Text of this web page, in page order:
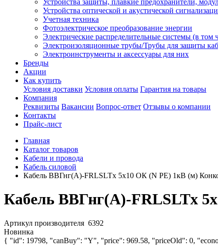
Устройства защиты, плавкие предохранители,
Устройства оптической и акустической
Учетная техника
Фотоэлектрическое преобразование энергии
Электрические распределительные системы (в том
Электроизоляционные трубы/Трубы для защиты
Электроинструменты и аксессуары для них
Бренды
Акции
Как купить
Условия доставки Условия оплаты Гарантия на товары
Компания
Реквизиты Вакансии Вопрос-ответ Отзывы о компании
Контакты
Прайс-лист
Главная
Каталог товаров
Кабели и провода
Кабель силовой
Кабель ВВГнг(А)-FRLSLTx 5х10 ОК (N PE) 1кВ (м)
Кабель ВВГнг(А)-FRLSLTx
Артикул производителя 6392
Новинка
{ "id": 19798, "canBuy": "Y", "price": 969.58, "priceOld": 0,